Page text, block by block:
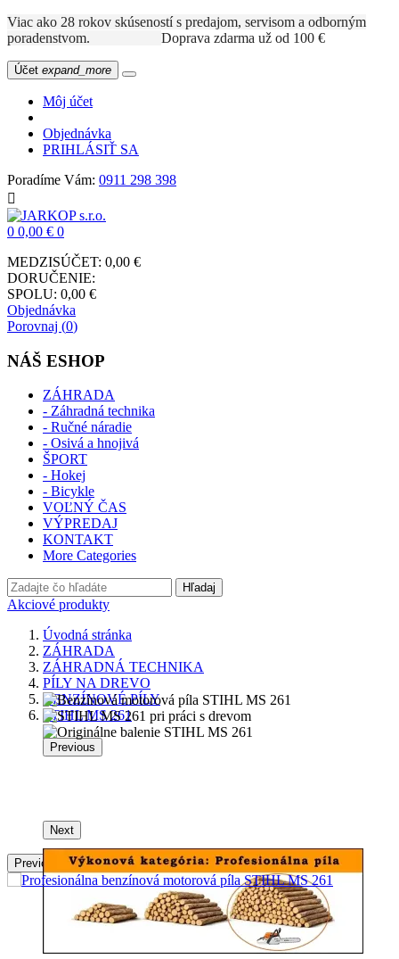
Viac ako 28 rokov skúseností s predajom, servisom a odborným
poradenstvom. Doprava zdarma už od 100 €
Účet expand_more
Môj účet
Objednávka
PRIHLÁSIŤ SA
Poradíme Vám: 0911 298 398

0 0,00 € 0
MEDZISÚČET: 0,00 €
DORUČENIE:
SPOLU: 0,00 €
Objednávka
Porovnaj (0)
NÁŠ ESHOP
ZÁHRADA
- Záhradná technika
- Ručné náradie
- Osivá a hnojivá
ŠPORT
- Hokej
- Bicykle
VOĽNÝ ČAS
VÝPREDAJ
KONTAKT
More Categories
Hľadaj
Akciové produkty
Úvodná stránka
ZÁHRADA
ZÁHRADNÁ TECHNIKA
PÍLY NA DREVO
BENZÍNOVÉ PÍLY
STIHL MS 261
Previous
Next
Previous